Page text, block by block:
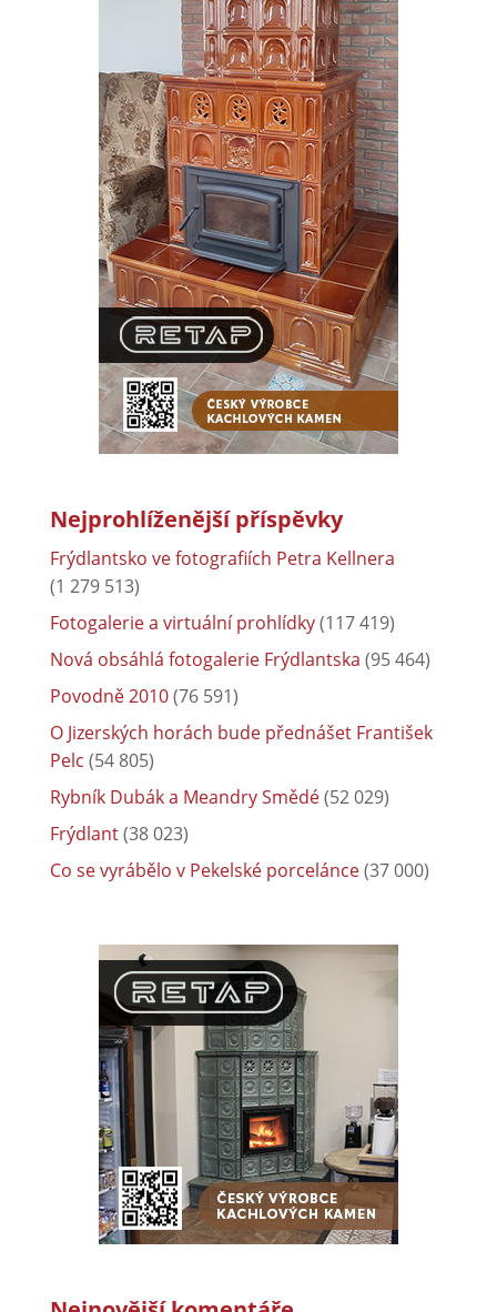
Nejprohlíženější příspěvky
Frýdlantsko ve fotografiích Petra Kellnera
(1 279 513)
Fotogalerie a virtuální prohlídky(117 419)
Nová obsáhlá fotogalerie Frýdlantska (95 464)
Povodně 2010(76 591)
O Jizerských horách bude přednášet František
Pelc (54 805)
Rybník Dubák a Meandry Smědé(52 029)
Frýdlant(38 023)
Co se vyrábělo v Pekelské porcelánce(37 000)